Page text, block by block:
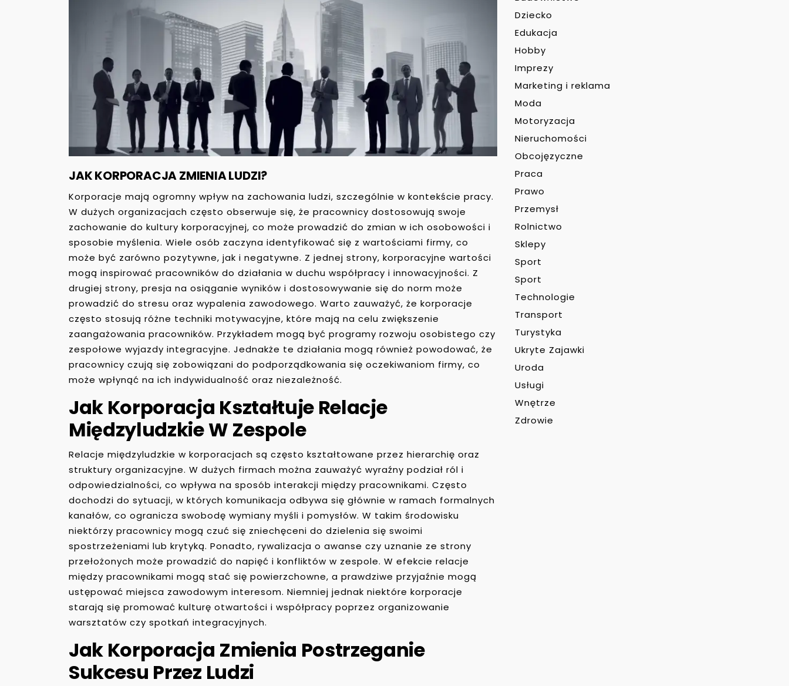
JAK KORPORACJA ZMIENIA LUDZI?
Korporacje mają ogromny wpływ na zachowania ludzi, szczególnie w kontekście pracy.
W dużych organizacjach często obserwuje się, że pracownicy dostosowują swoje
zachowanie do kultury korporacyjnej, co może prowadzić do zmian w ich osobowości i
sposobie myślenia. Wiele osób zaczyna identyfikować się z wartościami firmy, co
może być zarówno pozytywne, jak i negatywne. Z jednej strony, korporacyjne wartości
mogą inspirować pracowników do działania w duchu współpracy i innowacyjności. Z
drugiej strony, presja na osiąganie wyników i dostosowywanie się do norm może
prowadzić do stresu oraz wypalenia zawodowego. Warto zauważyć, że korporacje
często stosują różne techniki motywacyjne, które mają na celu zwiększenie
zaangażowania pracowników. Przykładem mogą być programy rozwoju osobistego czy
zespołowe wyjazdy integracyjne. Jednakże te działania mogą również powodować, że
pracownicy czują się zobowiązani do podporządkowania się oczekiwaniom firmy, co
może wpłynąć na ich indywidualność oraz niezależność.
Jak Korporacja Kształtuje Relacje
Międzyludzkie W Zespole
Relacje międzyludzkie w korporacjach są często kształtowane przez hierarchię oraz
struktury organizacyjne. W dużych firmach można zauważyć wyraźny podział ról i
odpowiedzialności, co wpływa na sposób interakcji między pracownikami. Często
dochodzi do sytuacji, w których komunikacja odbywa się głównie w ramach formalnych
kanałów, co ogranicza swobodę wymiany myśli i pomysłów. W takim środowisku
niektórzy pracownicy mogą czuć się zniechęceni do dzielenia się swoimi
spostrzeżeniami lub krytyką. Ponadto, rywalizacja o awanse czy uznanie ze strony
przełożonych może prowadzić do napięć i konfliktów w zespole. W efekcie relacje
między pracownikami mogą stać się powierzchowne, a prawdziwe przyjaźnie mogą
ustępować miejsca zawodowym interesom. Niemniej jednak niektóre korporacje
starają się promować kulturę otwartości i współpracy poprzez organizowanie
warsztatów czy spotkań integracyjnych.
Jak Korporacja Zmienia Postrzeganie
Sukcesu Przez Ludzi
Dziecko
Edukacja
Hobby
Imprezy
Marketing i reklama
Moda
Motoryzacja
Nieruchomości
Obcojęzyczne
Praca
Prawo
Przemysł
Rolnictwo
Sklepy
Sport
Sport
Technologie
Transport
Turystyka
Ukryte Zajawki
Uroda
Usługi
Wnętrze
Zdrowie